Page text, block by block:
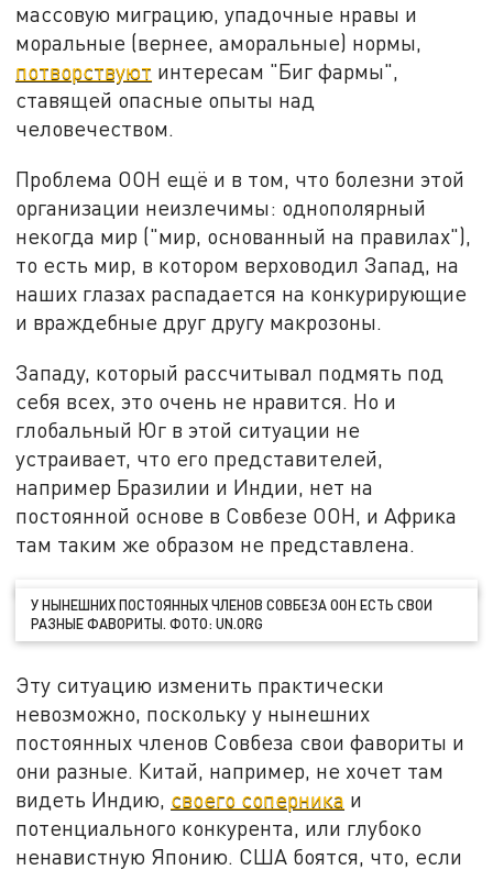
массовую миграцию, упадочные нравы и
моральные (вернее, аморальные) нормы,
потворствуют интересам "Биг фармы",
ставящей опасные опыты над
человечеством.
Проблема ООН ещё и в том, что болезни этой
организации неизлечимы: однополярный
некогда мир ("мир, основанный на правилах"),
то есть мир, в котором верховодил Запад, на
наших глазах распадается на конкурирующие
и враждебные друг другу макрозоны.
Западу, который рассчитывал подмять под
себя всех, это очень не нравится. Но и
глобальный Юг в этой ситуации не
устраивает, что его представителей,
например Бразилии и Индии, нет на
постоянной основе в Совбезе ООН, и Африка
там таким же образом не представлена.
У НЫНЕШНИХ ПОСТОЯННЫХ ЧЛЕНОВ СОВБЕЗА ООН ЕСТЬ СВОИ
РАЗНЫЕ ФАВОРИТЫ. ФОТО: UN.ORG
Эту ситуацию изменить практически
невозможно, поскольку у нынешних
постоянных членов Совбеза свои фавориты и
они разные. Китай, например, не хочет там
видеть Индию, своего соперника и
потенциального конкурента, или глубоко
ненавистную Японию. США боятся, что, если